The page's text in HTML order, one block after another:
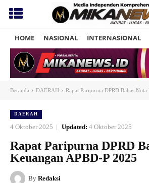
HOME NASIONAL INTERNASIONAL
Beranda DAERAH Rapat Paripurna DPRD Bahas
DAERAH
4 Oktober 2025 Updated: 4 Oktober 2025
Rapat Paripurna DPRD
Keuangan APBD-P 2025
By Redaksi